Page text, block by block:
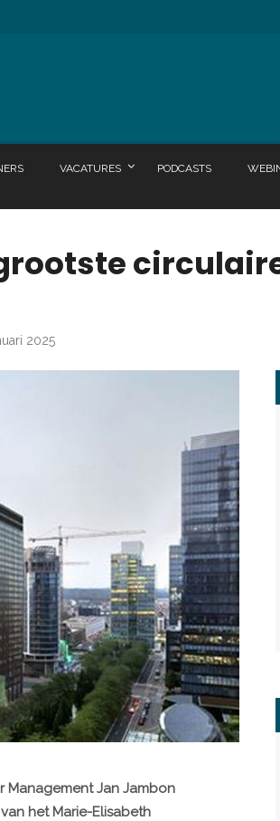
VACATURES PODCASTS
2025
Management Jan Jambon
het Marie-Elisabeth